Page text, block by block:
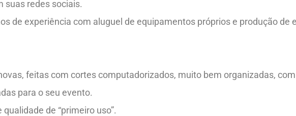
suas redes sociais.
de experiência com aluguel de equipamentos próprios e produção de
feitas com cortes computadorizados, muito bem organizadas,
para o seu evento.
de “primeiro uso”.